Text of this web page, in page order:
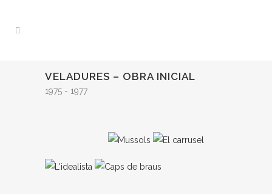
VELADURES – OBRA INICIAL
1975 - 1977